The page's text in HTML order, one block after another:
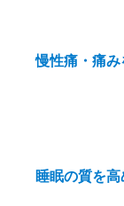
慢性痛・痛
睡眠の質を